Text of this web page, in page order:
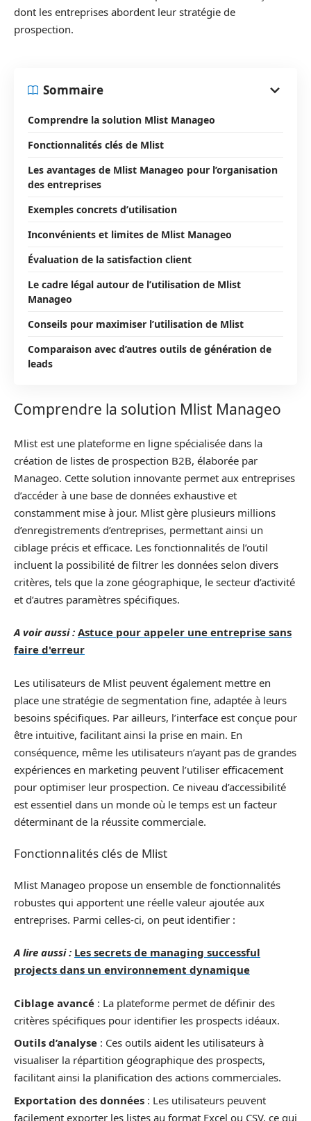
dont les entreprises abordent leur stratégie de
prospection.
Sommaire
Comprendre la solution Mlist Manageo
Fonctionnalités clés de Mlist
Les avantages de Mlist Manageo pour l’organisation
des entreprises
Exemples concrets d’utilisation
Inconvénients et limites de Mlist Manageo
Évaluation de la satisfaction client
Le cadre légal autour de l’utilisation de Mlist
Manageo
Conseils pour maximiser l’utilisation de Mlist
Comparaison avec d’autres outils de génération de
leads
Comprendre la solution Mlist Manageo
Mlist est une plateforme en ligne spécialisée dans la
création de listes de prospection B2B, élaborée par
Manageo. Cette solution innovante permet aux entreprises
d’accéder à une base de données exhaustive et
constamment mise à jour. Mlist gère plusieurs millions
d’enregistrements d’entreprises, permettant ainsi un
ciblage précis et efficace. Les fonctionnalités de l’outil
incluent la possibilité de filtrer les données selon divers
critères, tels que la zone géographique, le secteur d’activité
et d’autres paramètres spécifiques.
A voir aussi : Astuce pour appeler une entreprise sans
faire d'erreur
Les utilisateurs de Mlist peuvent également mettre en
place une stratégie de segmentation fine, adaptée à leurs
besoins spécifiques. Par ailleurs, l’interface est conçue pour
être intuitive, facilitant ainsi la prise en main. En
conséquence, même les utilisateurs n’ayant pas de grandes
expériences en marketing peuvent l’utiliser efficacement
pour optimiser leur prospection. Ce niveau d’accessibilité
est essentiel dans un monde où le temps est un facteur
déterminant de la réussite commerciale.
Fonctionnalités clés de Mlist
Mlist Manageo propose un ensemble de fonctionnalités
robustes qui apportent une réelle valeur ajoutée aux
entreprises. Parmi celles-ci, on peut identifier :
A lire aussi : Les secrets de managing successful
projects dans un environnement dynamique
Ciblage avancé : La plateforme permet de définir des
critères spécifiques pour identifier les prospects idéaux.
Outils d’analyse : Ces outils aident les utilisateurs à
visualiser la répartition géographique des prospects,
facilitant ainsi la planification des actions commerciales.
Exportation des données : Les utilisateurs peuvent
facilement exporter les listes au format Excel ou CSV, ce qui